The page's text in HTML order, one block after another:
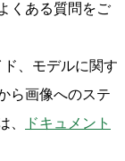
くある質問をご
、モデルに関す
ら画像へのステ
、
ドキュメント